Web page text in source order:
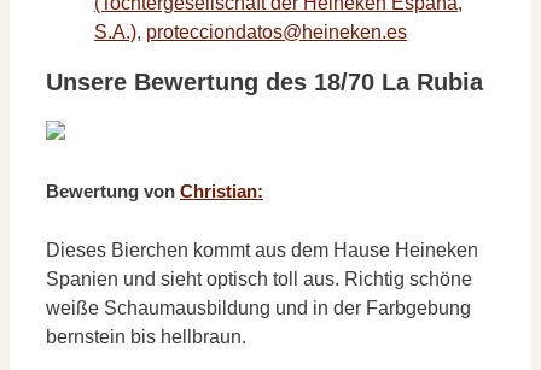
S.A.), protecciondatos@heineken.es
Unsere Bewertung des 18/70 La Rubia
Bewertung von Christian:
Dieses Bierchen kommt aus dem Hause Heineken
Spanien und sieht optisch toll aus. Richtig schöne
weiße Schaumausbildung und in der Farbgebung
bernstein bis hellbraun.